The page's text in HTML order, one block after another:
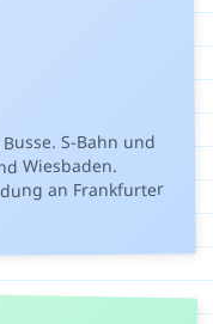
S-Bahn und
Wiesbaden.
an Frankfurter